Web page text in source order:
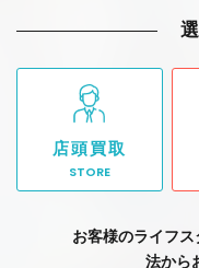
店頭買取
STORE
お客様のライフ
法から